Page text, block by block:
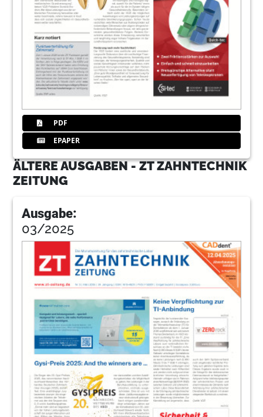
PDF
EPAPER
ÄLTERE AUSGABEN - ZT ZAHNTECHNIK
ZEITUNG
Ausgabe:
03/2025